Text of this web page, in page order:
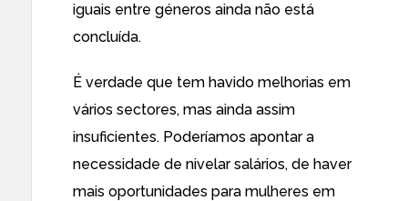
iguais entre géneros ainda não está
concluída.
É verdade que tem havido melhorias em
vários sectores, mas ainda assim
insuficientes. Poderíamos apontar a
necessidade de nivelar salários, de haver
mais oportunidades para mulheres em